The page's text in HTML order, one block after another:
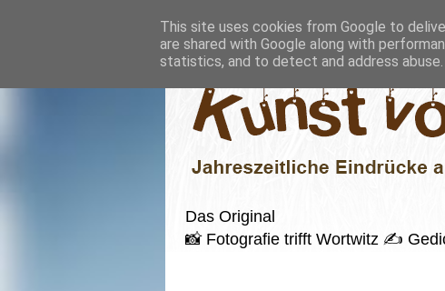
Das Original
📸 Fotografie trifft Wortwitz ✍️
This site uses cookies from Google to
are shared with Google along with
statistics, and to detect and address abuse.